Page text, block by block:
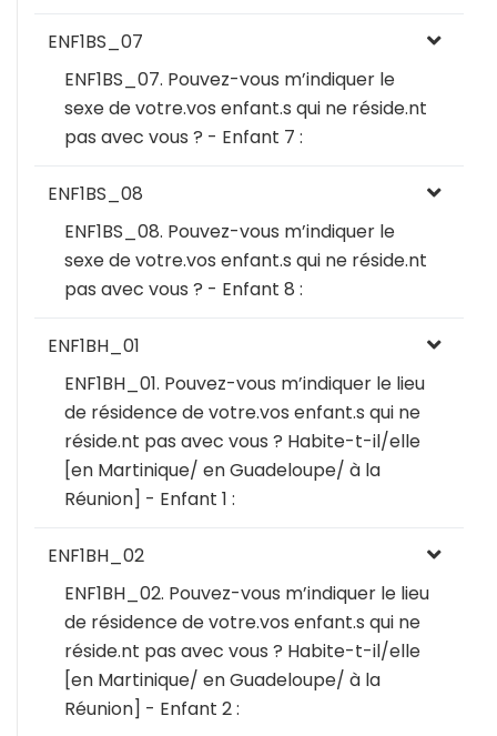
ENF1BS_07
ENF1BS_07. Pouvez-vous m’indiquer le
sexe de votre.vos enfant.s qui ne réside.nt
pas avec vous ? - Enfant 7 :
ENF1BS_08
ENF1BS_08. Pouvez-vous m’indiquer le
sexe de votre.vos enfant.s qui ne réside.nt
pas avec vous ? - Enfant 8 :
ENF1BH_01
ENF1BH_01. Pouvez-vous m’indiquer le lieu
de résidence de votre.vos enfant.s qui ne
réside.nt pas avec vous ? Habite-t-il/elle
[en Martinique/ en Guadeloupe/ à la
Réunion] - Enfant 1 :
ENF1BH_02
ENF1BH_02. Pouvez-vous m’indiquer le lieu
de résidence de votre.vos enfant.s qui ne
réside.nt pas avec vous ? Habite-t-il/elle
[en Martinique/ en Guadeloupe/ à la
Réunion] - Enfant 2 :